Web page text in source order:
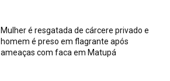
Mulher é resgatada de cárcere privado e
homem é preso em flagrante após
ameaças com faca em Matupá